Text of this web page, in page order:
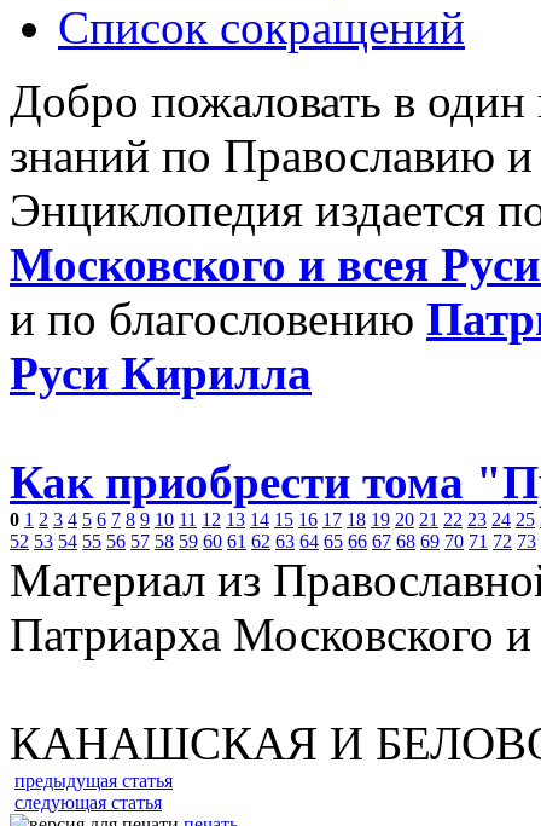
Список сокращений
Добро пожаловать в
знаний по Православию
Энциклопедия издается
Московского и всея
и по благословению
Руси Кирилла
Как приобрести тома
0 1 2 3 4 5 6 7 8 9 10 11 12 13 14 15 16 17 18 19 20 21 22 23 24 25
52 53 54 55 56 57 58 59 60 61 62 63 64 65 66 67 68 69 70 71 72 73
Материал из
Патриарха Московского
КАНАШСКАЯ И
предыдущая статья
следующая статья